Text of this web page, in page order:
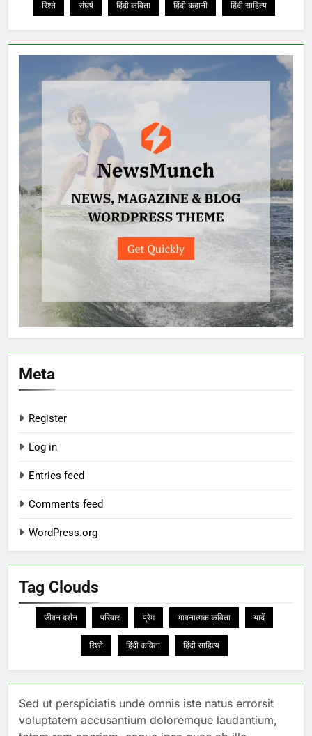
रिश्ते संघर्ष हिंदी कविता हिंदी कहानी हिंदी साहित्य
Meta
Register
Log in
Entries feed
Comments feed
WordPress.org
Tag Clouds
जीवन दर्शन परिवार प्रेम भावनात्मक कविता यादें
रिश्ते हिंदी कविता हिंदी साहित्य
Sed ut perspiciatis unde omnis iste natus errorsit
voluptatem accusantium doloremque laudantium,